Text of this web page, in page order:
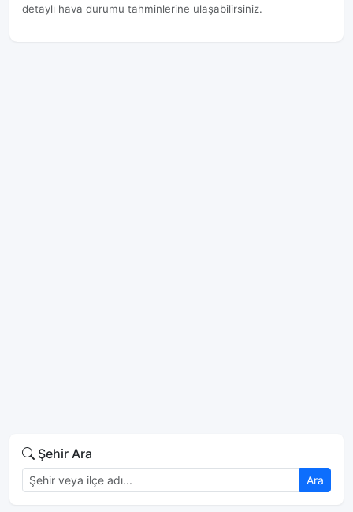
detaylı hava durumu tahminlerine ulaşabilirsiniz.
Şehir Ara
Ara